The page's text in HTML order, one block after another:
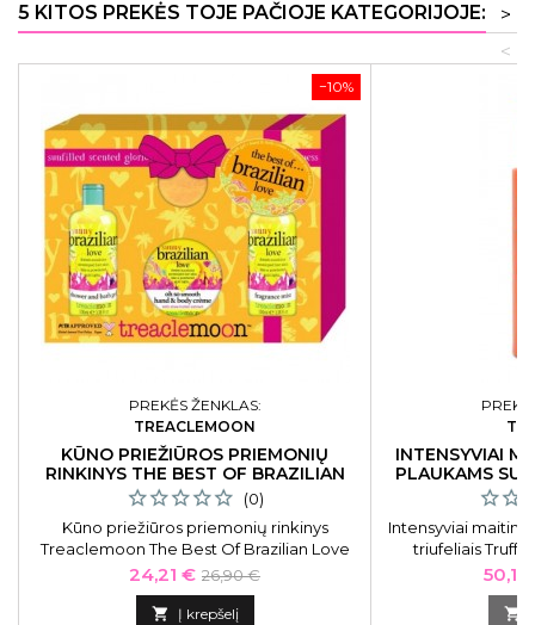
5 KITOS PREKĖS TOJE PAČIOJE KATEGORIJOJE:
>
<
−10%
PREKĖS ŽENKLAS:
TREACLEMOON
KŪNO PRIEŽIŪROS PRIEMONIŲ
RINKINYS THE BEST OF BRAZILIAN
LOVE
(0)
Kūno priežiūros priemonių rinkinys
Treaclemoon The Best Of Brazilian Love
TM101010154
Kaina
24,21 € Bazinė
kaina
26,90 €
 Į krepšelį
INTENSYVIAI
PLAUKAMS SU
Intensyviai
triufeliais
Kaina
50,15
